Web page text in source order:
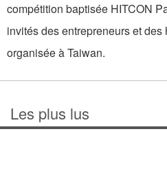
compétition baptisée HITCON
invités des entrepreneurs et
organisée à Taiwan.
Les plus lus